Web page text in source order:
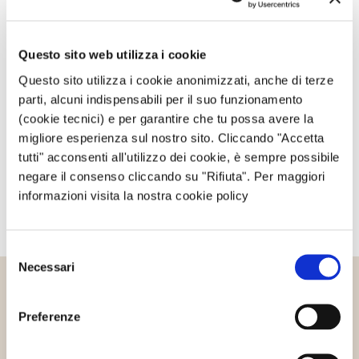
Questo sito web utilizza i cookie
Questo sito utilizza i cookie anonimizzati, anche di terze
parti, alcuni indispensabili per il suo funzionamento
(cookie tecnici) e per garantire che tu possa avere la
migliore esperienza sul nostro sito. Cliccando "Accetta
tutti" acconsenti all'utilizzo dei cookie, è sempre possibile
negare il consenso cliccando su "Rifiuta". Per maggiori
informazioni visita la nostra cookie policy
delNecessari
Preferenze
Avvertimi via email in caso di risposte al mio
commento.
Avvertimi via email alla pubblicazione di un nuovo
articolo.
Altri articoli che potrebbero